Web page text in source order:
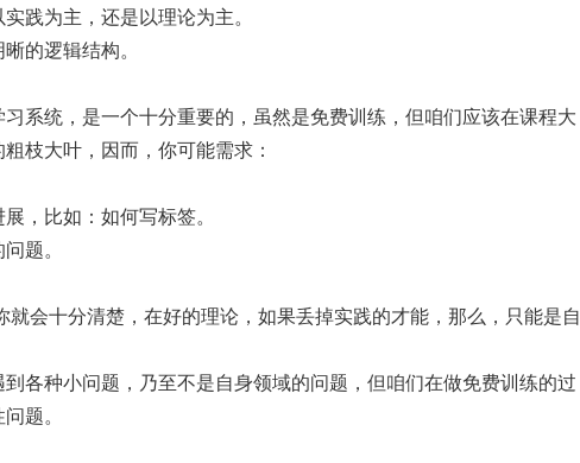
践为主，还是以理论为主。
的逻辑结构。
系统，是一个十分重要的，虽然是免费训练，但咱们应该在课程大
枝大叶，因而，你可能需求：
，比如：如何写标签。
题。
就会十分清楚，在好的理论，如果丢掉实践的才能，那么，只能是自
各种小问题，乃至不是自身领域的问题，但咱们在做免费训练的过
题。